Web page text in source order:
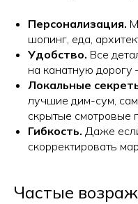
Персонализация.
шопинг, еда,
Удобство. Все
на канатную дорогу
Локальные
лучшие дим-сум,
скрытые смотровые
Гибкость. Даже
скорректировать
Частые